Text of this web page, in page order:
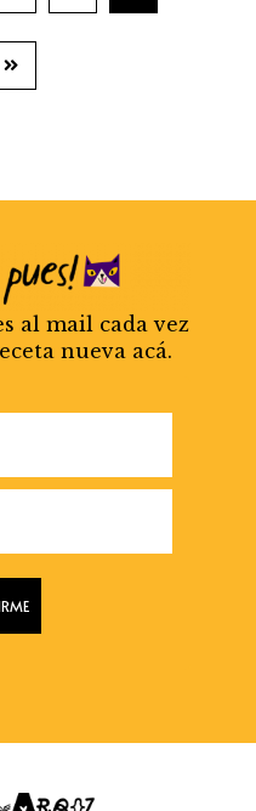
al mail cada vez
nueva acá.